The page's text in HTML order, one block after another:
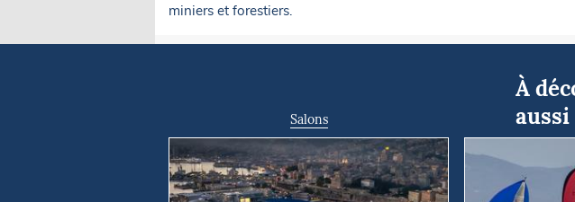
miniers et forestiers.
À
aussi
Salons